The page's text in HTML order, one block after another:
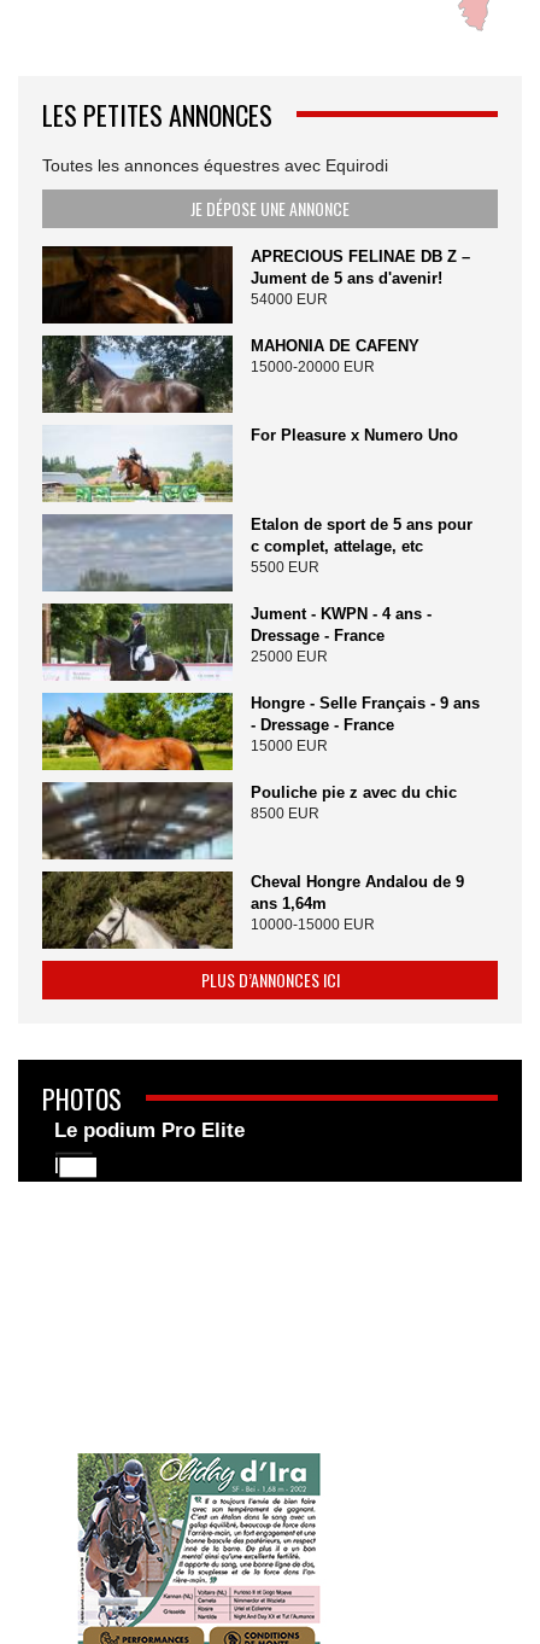
LES PETITES ANNONCES
Toutes les annonces équestres avec Equirodi
JE DÉPOSE UNE ANNONCE
APRECIOUS FELINAE DB Z –
Jument de 5 ans d'avenir!
54000 EUR
MAHONIA DE CAFENY
15000-20000 EUR
For Pleasure x Numero Uno
Etalon de sport de 5 ans pour
c complet, attelage, etc
5500 EUR
Jument - KWPN - 4 ans -
Dressage - France
25000 EUR
Hongre - Selle Français - 9 ans
- Dressage - France
15000 EUR
Pouliche pie z avec du chic
8500 EUR
Cheval Hongre Andalou de 9
ans 1,64m
10000-15000 EUR
PLUS D’ANNONCES ICI
PHOTOS
Le podium Pro Elite